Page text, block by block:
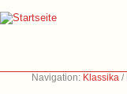
Navigation: Klassika /